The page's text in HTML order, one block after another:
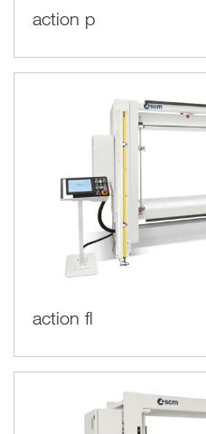
action p
action fl